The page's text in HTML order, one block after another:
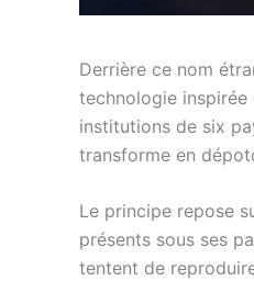
Derrière ce nom
technologie
institutions de six
transforme en
Le principe repose
présents sous ses
tentent de